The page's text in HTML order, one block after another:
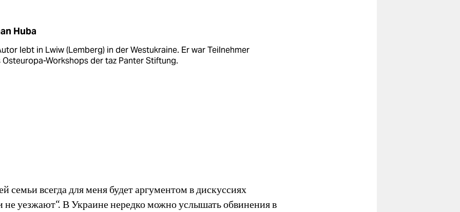
Huba
lebt in Lwiw (Lemberg) in der Westukraine. Er war Teilnehmer
Osteuropa-Workshops der taz Panter Stiftung.
семьи всегда для меня будет аргументом в дискуссиях
не уезжают“. В Украине нередко можно услышать обвинения в